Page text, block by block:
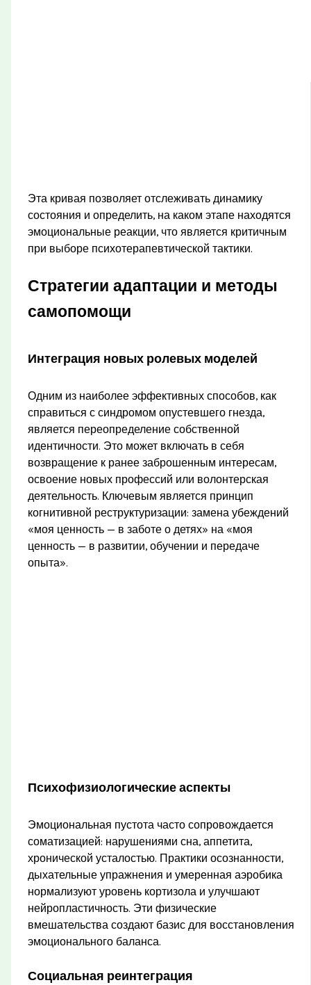
Эта кривая позволяет отслеживать динамику
состояния и определить, на каком этапе находятся
эмоциональные реакции, что является критичным
при выборе психотерапевтической тактики.
Стратегии адаптации и методы
самопомощи
Интеграция новых ролевых моделей
Одним из наиболее эффективных способов, как
справиться с синдромом опустевшего гнезда,
является переопределение собственной
идентичности. Это может включать в себя
возвращение к ранее заброшенным интересам,
освоение новых профессий или волонтерская
деятельность. Ключевым является принцип
когнитивной реструктуризации: замена убеждений
«моя ценность — в заботе о детях» на «моя
ценность — в развитии, обучении и передаче
опыта».
Психофизиологические аспекты
Эмоциональная пустота часто сопровождается
соматизацией: нарушениями сна, аппетита,
хронической усталостью. Практики осознанности,
дыхательные упражнения и умеренная аэробика
нормализуют уровень кортизола и улучшают
нейропластичность. Эти физические
вмешательства создают базис для восстановления
эмоционального баланса.
Социальная реинтеграция